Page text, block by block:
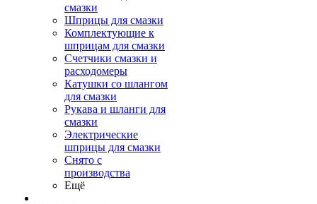
смазки
Шприцы для смазки
Комплектующие к
шприцам для смазки
Счетчики смазки и
расходомеры
Катушки со шлангом
для смазки
Рукава и шланги для
смазки
Электрические
шприцы для смазки
Снято с
производства
Ещё